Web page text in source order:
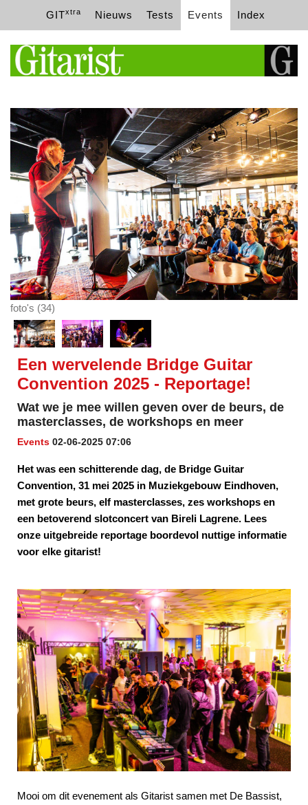
GITxtra Nieuws Tests Events Index
foto's (34)
Een wervelende Bridge Guitar
Convention 2025 - Reportage!
Wat we je mee willen geven over de beurs, de
masterclasses, de workshops en meer
Events 02-06-2025 07:06
Het was een schitterende dag, de Bridge Guitar
Convention, 31 mei 2025 in Muziekgebouw Eindhoven,
met grote beurs, elf masterclasses, zes workshops en
een betoverend slotconcert van Bireli Lagrene. Lees
onze uitgebreide reportage boordevol nuttige informatie
voor elke gitarist!
Mooi om dit evenement als Gitarist samen met De Bassist,